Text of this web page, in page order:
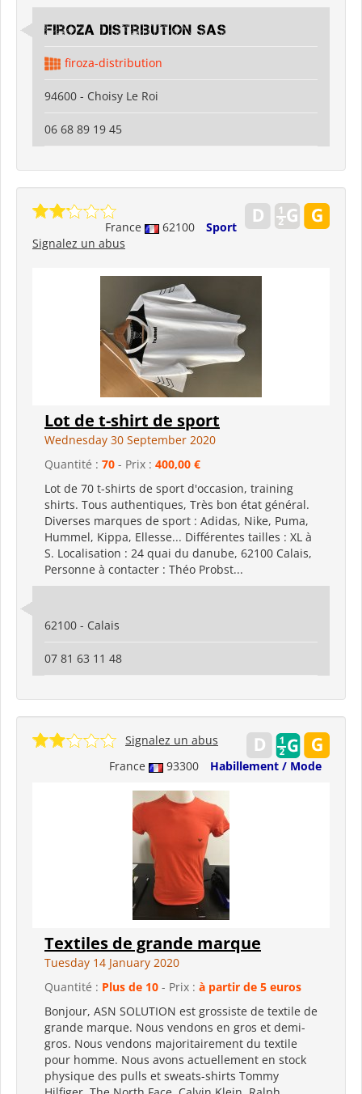
Firoza Distribution SAS
firoza-distribution
94600 - Choisy Le Roi
06 68 89 19 45
France 62100
Sport
Signalez un abus
Lot de t-shirt de sport
Wednesday 30 September 2020
Quantité : 70 - Prix : 400,00 €
Lot de 70 t-shirts de sport d'occasion, training
shirts. Tous authentiques, Très bon état général.
Diverses marques de sport : Adidas, Nike, Puma,
Hummel, Kippa, Ellesse... Différentes tailles : XL à
S. Localisation : 24 quai du danube, 62100 Calais,
Personne à contacter : Théo Probst...
62100 - Calais
07 81 63 11 48
France 93300 Habillement / Mode
Signalez un abus
Textiles de grande marque
Tuesday 14 January 2020
Quantité : Plus de 10 - Prix : à partir de 5 euros
Bonjour, ASN SOLUTION est grossiste de textile de
grande marque. Nous vendons en gros et demi-
gros. Nous vendons majoritairement du textile
pour homme. Nous avons actuellement en stock
physique des pulls et sweats-shirts Tommy